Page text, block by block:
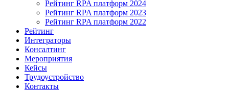
Рейтинг RPA платформ 2024
Рейтинг RPA платформ 2023
Рейтинг RPA платформ 2022
Рейтинг
Интеграторы
Консалтинг
Mероприятия
Кейсы
Трудоустройство
Контакты